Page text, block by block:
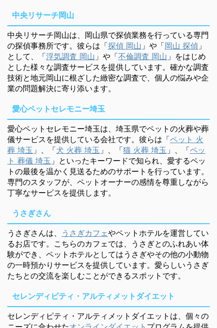
中央リサーチ岡山
中央リサーチ岡山は、岡山県で探偵業務を行っている専門
の探偵事務所です。彼らは「探偵 岡山 」や「岡山 探偵 」
として、「浮気調査 岡山 」や「不倫調査 岡山 」をはじめ
とした様々な調査サービスを提供しています。確かな調査
技術と地元岡山に根ざした緻密な調査で、個人の悩みや企
業の問題解決に寄り添います。
愛心ペットセレモニー埼玉
愛心ペットセレモニー埼玉は、埼玉県でペットの火葬や葬
儀サービスを提供している会社です。彼らは「ペット 火
葬 埼玉 」、「犬 火葬 埼玉 」、「猫 火葬 埼玉 」、「ペッ
ト 葬儀 埼玉 」といったキーワードで知られ、愛するペッ
トの最後を温かく見送るためのサポートを行っています。
専門のスタッフが、ペットオーナーの感情を尊重しながら
丁寧なサービスを提供します。
うさぎさん
うさぎさんは、 うさぎカフェやペットホテルを運営してい
るお店です。こちらのカフェでは、うさぎとのふれあい体
験ができ、ペットホテルとしてはうさぎやその他の小動物
の一時預かりサービスを提供しています。愛らしいうさぎ
たちとの交流を楽しむことができるスポットです。
セレンディピティ・アルティメットダイエット
セレンディピティ・アルティメットダイエットは、個々の